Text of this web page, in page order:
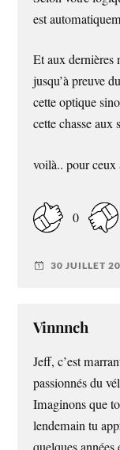
est
Et aux dernières
jusqu’à preuve
cette optique
cette chasse aux
voilà.. pour ceux
0
30 JUILLET
Vinnnch
Jeff, c’est
passionnés du
Imaginons que
lendemain tu